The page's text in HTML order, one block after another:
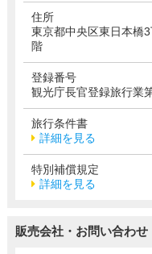
住所
東京都中央区東日本橋
階
登録番号
観光庁長官登録旅行業
旅行条件書
詳細を見る
特別補償規定
詳細を見る
販売会社・お問い合わせ